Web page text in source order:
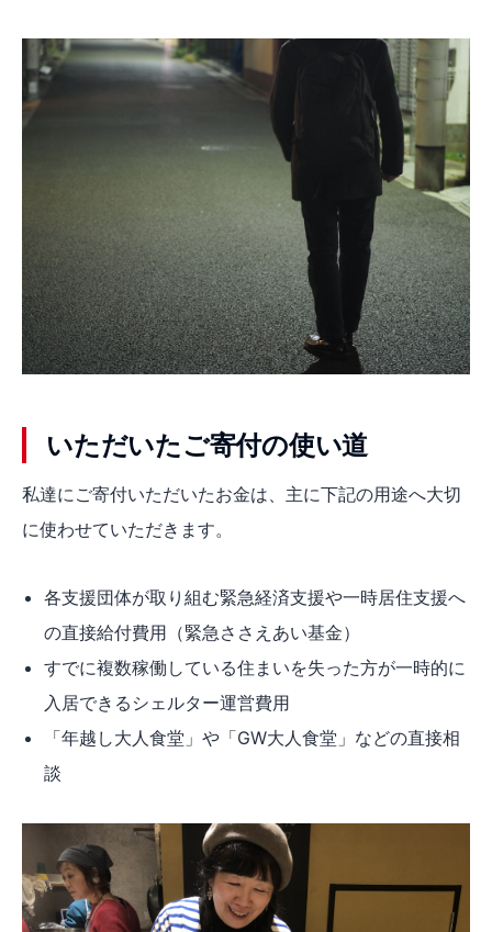
いただいたご寄付の使い道
私達にご寄付いただいたお金は、主に下記の用途へ大切
に使わせていただきます。
各支援団体が取り組む緊急経済支援や一時居住支援へ
の直接給付費用（緊急ささえあい基金）
すでに複数稼働している住まいを失った方が一時的に
入居できるシェルター運営費用
「年越し大人食堂」や「GW大人食堂」などの直接相
談